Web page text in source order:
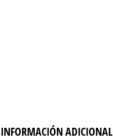
INFORMACIÓN ADICIONAL